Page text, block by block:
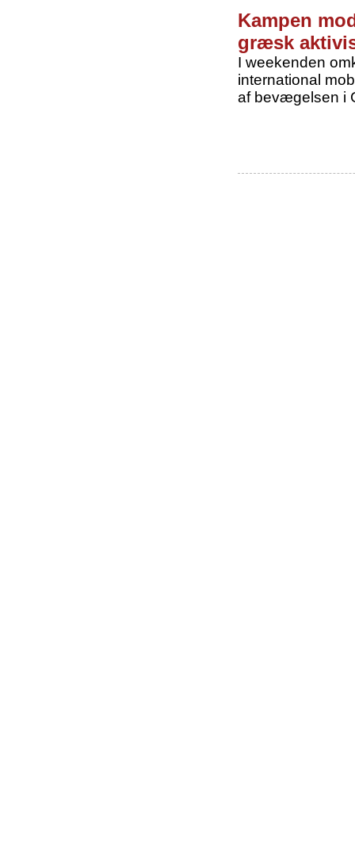
Kampen
græsk
I weekenden
international
af bevægelsen i